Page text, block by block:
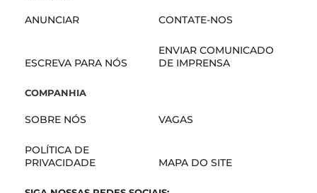
ANUNCIAR CONTATE-NOS
ESCREVA PARA NÓS
ENVIAR COMUNICADO
DE IMPRENSA
COMPANHIA
SOBRE NÓS VAGAS
POLÍTICA DE
PRIVACIDADE
MAPA DO SITE